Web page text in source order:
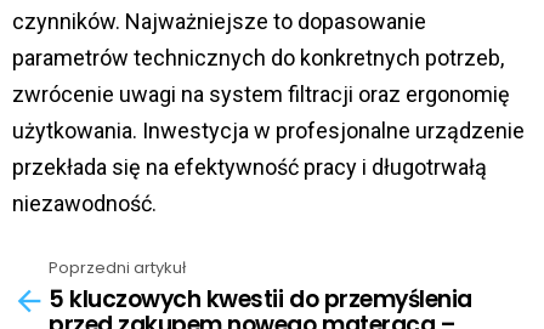
czynników. Najważniejsze to dopasowanie
parametrów technicznych do konkretnych potrzeb,
zwrócenie uwagi na system filtracji oraz ergonomię
użytkowania. Inwestycja w profesjonalne urządzenie
przekłada się na efektywność pracy i długotrwałą
niezawodność.
more
Poprzedni artykuł
5 kluczowych kwestii do przemyślenia